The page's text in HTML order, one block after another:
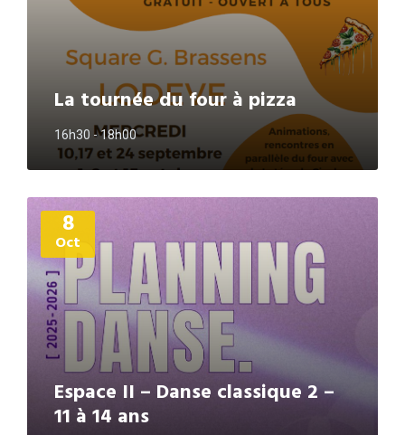
La tournée du four à pizza
16h30 - 18h00
8
Oct
Espace II – Danse classique 2 –
11 à 14 ans
Plus
d'informations